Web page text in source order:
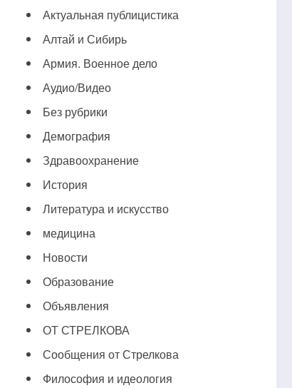
Актуальная публицистика
Алтай и Сибирь
Армия. Военное дело
Аудио/Видео
Без рубрики
Демография
Здравоохранение
История
Литература и искусство
медицина
Новости
Образование
Объявления
ОТ СТРЕЛКОВА
Сообщения от Стрелкова
Философия и идеология